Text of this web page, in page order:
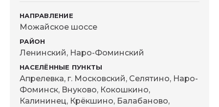
Можайское шоссе
Ленинский, Наро-Фоминский
Апрелевка, г. Московский, Селятино, Наро-
Фоминск, Внуково, Кокошкино,
Калининец, Крёкшино, Балабаново,